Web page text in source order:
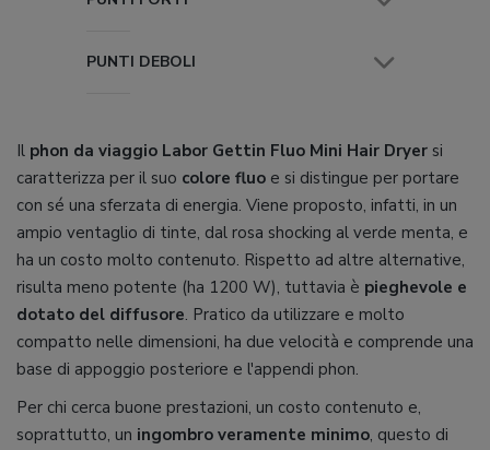
PUNTI DEBOLI
Il phon da viaggio Labor Gettin Fluo Mini Hair Dryer si
caratterizza per il suo colore fluo e si distingue per portare
con sé una sferzata di energia. Viene proposto, infatti, in un
ampio ventaglio di tinte, dal rosa shocking al verde menta, e
ha un costo molto contenuto. Rispetto ad altre alternative,
risulta meno potente (ha 1200 W), tuttavia è pieghevole e
dotato del diffusore. Pratico da utilizzare e molto
compatto nelle dimensioni, ha due velocità e comprende una
base di appoggio posteriore e l'appendi phon.
Per chi cerca buone prestazioni, un costo contenuto e,
soprattutto, un ingombro veramente minimo, questo di